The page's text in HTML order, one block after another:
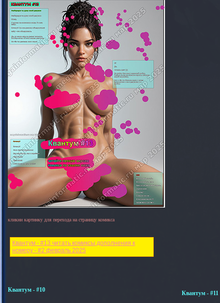
кликни картинку для перехода на страницу комикса
Квантум - #13 читать комиксы дополнения к
номеру - #2 февраль 2025
Квантум - #10 Квантум - #11